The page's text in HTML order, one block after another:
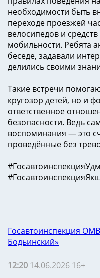
необходимости быть
переходе проезжей
велосипедов и
мобильности. Ребята
беседе, задавали
делились своими
Такие встречи
кругозор детей, но и
ответственное
безопасности. Ведь
воспоминания — это
проведённые без
Госавтоинспекция
Бодьинский»
12:20 14.06.2026 16+